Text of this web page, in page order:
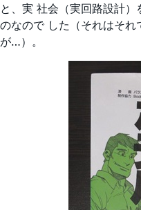
と、実 社会（実回路設計
のなので した（それはそ
が…）。